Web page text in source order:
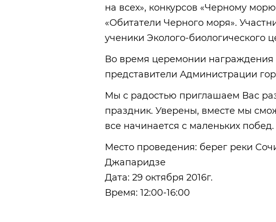
на всех», конкурсов «Черному
«Обитатели Черного моря».
ученики Эколого-биологического
Во время церемонии награждения
представители Администрации
Мы с радостью приглашаем Вас
праздник. Уверены, вместе мы
все начинается с маленьких побед.
Место проведения: берег реки
Джапаридзе
Дата: 29 октября 2016г.
Время: 12:00-16:00